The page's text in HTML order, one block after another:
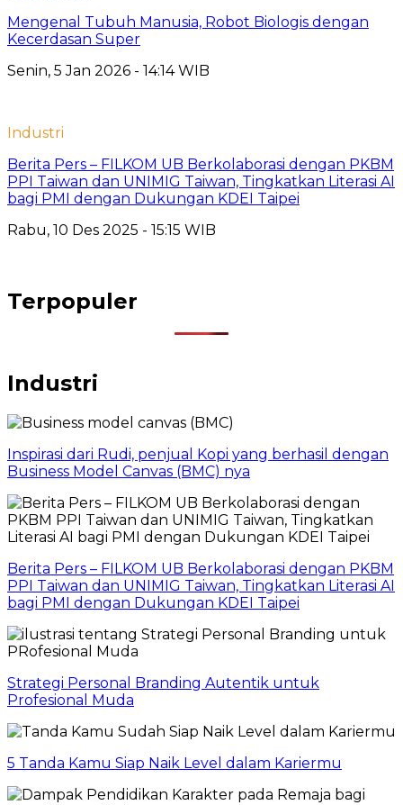
Mengenal Tubuh Manusia, Robot Biologis dengan
Kecerdasan Super
Senin, 5 Jan 2026 - 14:14 WIB
Industri
Berita Pers – FILKOM UB Berkolaborasi dengan PKBM
PPI Taiwan dan UNIMIG Taiwan, Tingkatkan Literasi AI
bagi PMI dengan Dukungan KDEI Taipei
Rabu, 10 Des 2025 - 15:15 WIB
Terpopuler
Industri
Inspirasi dari Rudi, penjual Kopi yang berhasil dengan
Business Model Canvas (BMC) nya
Berita Pers – FILKOM UB Berkolaborasi dengan PKBM
PPI Taiwan dan UNIMIG Taiwan, Tingkatkan Literasi AI
bagi PMI dengan Dukungan KDEI Taipei
Strategi Personal Branding Autentik untuk
Profesional Muda
5 Tanda Kamu Siap Naik Level dalam Kariermu